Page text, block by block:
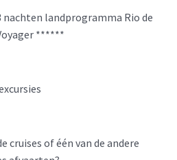
nachten landprogramma Rio de
******
cruises of één van de andere